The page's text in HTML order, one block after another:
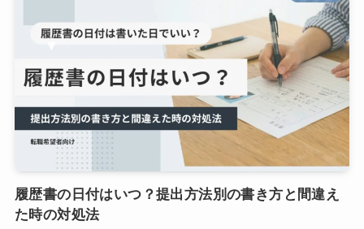
履歴書の日付はいつ？提出方法別の書き方と間違え
た時の対処法